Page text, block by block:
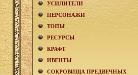
УСИЛИТЕЛИ
ПЕРСОНАЖИ
ТОПЫ
РЕСУРСЫ
КРАФТ
ИВЕНТЫ
СОКРОВИЩА ПРЕДВЕЧНЫХ